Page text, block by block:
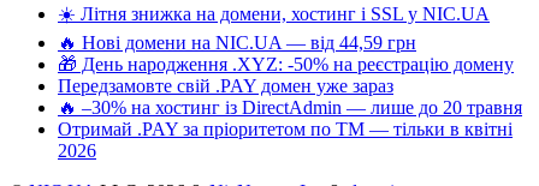
☀️ Літня знижка на домени, хостинг і SSL у NIC.UA
🔥 Нові домени на NIC.UA — від 44,59 грн
🎁 День народження .XYZ: -50% на реєстрацію домену
Передзамовте свій .PAY домен уже зараз
🔥 –30% на хостинг із DirectAdmin — лише до 20 травня
Отримай .PAY за пріоритетом по ТМ — тільки в квітні
2026